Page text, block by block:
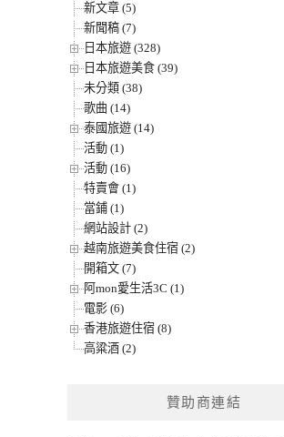
新文章 (5)
新聞稿 (7)
日本旅遊 (328)
日本旅遊美食 (39)
未分類 (38)
歌曲 (14)
泰國旅遊 (14)
活動 (1)
活動 (16)
特賣會 (1)
當鋪 (1)
網站設計 (2)
越南旅遊美食住宿 (2)
開箱文 (7)
阿mon愛生活3C (1)
電影 (6)
香港旅遊住宿 (8)
高粱酒 (2)
贊助商連結